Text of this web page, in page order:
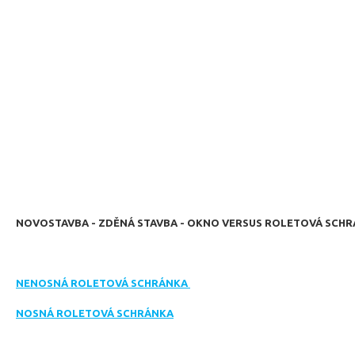
NOVOSTAVBA - ZDĚNÁ STAVBA - OKNO VERSUS ROLETOVÁ
NENOSNÁ ROLETOVÁ SCHRÁNKA
NOSNÁ ROLETOVÁ SCHRÁNKA